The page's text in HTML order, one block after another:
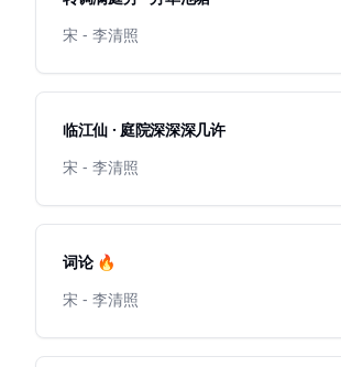
宋 - 李清照
临江仙 · 庭院深深深几许
宋 - 李清照
词论 🔥
宋 - 李清照